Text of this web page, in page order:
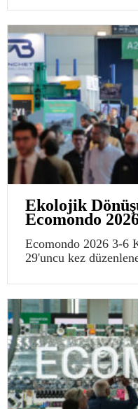
Ekolojik
Ecomondo
Ecomondo 2026 3-6
29'uncu kez